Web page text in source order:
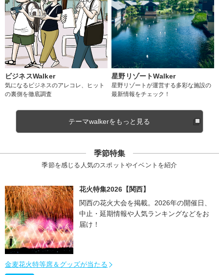
ビジネスWalker
気になるビジネスのアレコレ、ヒット
の裏側を徹底調査
星野リゾートWalker
星野リゾートが運営する多彩な施設の
最新情報をチェック！
テーマwalkerをもっと見る
季節特集
季節を感じる人気のスポットやイベントを紹介
花火特集2026【関西】
関西の花火大会を掲載。2026年の開催日、
中止・延期情報や人気ランキングなどをお
届け！
金麦花火特等席＆グッズが当たる